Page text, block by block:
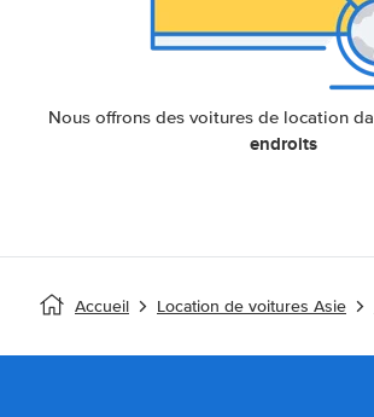
Nous offrons des voitures de location
endroits
Accueil Location de voitures Asie